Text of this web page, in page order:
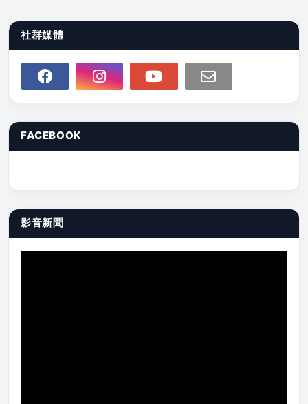
社群媒體
FACEBOOK
影音新聞